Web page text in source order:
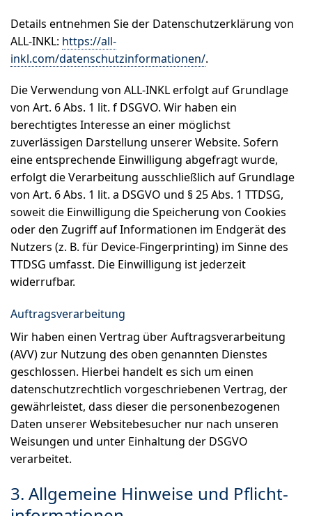
Details entnehmen Sie der Datenschutzerklärung von
ALL-INKL: https://all-
inkl.com/datenschutzinformationen/.
Die Verwendung von ALL-INKL erfolgt auf Grundlage
von Art. 6 Abs. 1 lit. f DSGVO. Wir haben ein
berechtigtes Interesse an einer möglichst
zuverlässigen Darstellung unserer Website. Sofern
eine entsprechende Einwilligung abgefragt wurde,
erfolgt die Verarbeitung ausschließlich auf Grundlage
von Art. 6 Abs. 1 lit. a DSGVO und § 25 Abs. 1 TTDSG,
soweit die Einwilligung die Speicherung von Cookies
oder den Zugriff auf Informationen im Endgerät des
Nutzers (z. B. für Device-Fingerprinting) im Sinne des
TTDSG umfasst. Die Einwilligung ist jederzeit
widerrufbar.
Auftragsverarbeitung
Wir haben einen Vertrag über Auftragsverarbeitung
(AVV) zur Nutzung des oben genannten Dienstes
geschlossen. Hierbei handelt es sich um einen
datenschutzrechtlich vorgeschriebenen Vertrag, der
gewährleistet, dass dieser die personenbezogenen
Daten unserer Websitebesucher nur nach unseren
Weisungen und unter Einhaltung der DSGVO
verarbeitet.
3. Allgemeine Hinweise und Pflicht­